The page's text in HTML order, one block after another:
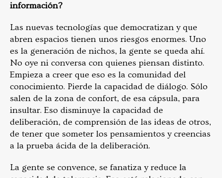
información?
Las nuevas tecnologías que democratizan y que
abren espacios tienen unos riesgos enormes. Uno
es la generación de nichos, la gente se queda ahí.
No oye ni conversa con quienes piensan distinto.
Empieza a creer que eso es la comunidad del
conocimiento. Pierde la capacidad de diálogo. Sólo
salen de la zona de confort, de esa cápsula, para
insultar. Eso disminuye la capacidad de
deliberación, de comprensión de las ideas de otros,
de tener que someter los pensamientos y creencias
a la prueba ácida de la deliberación.
La gente se convence, se fanatiza y reduce la